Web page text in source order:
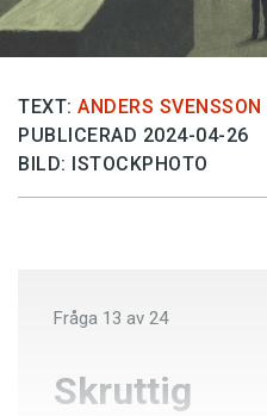
Läs Språktidningen
Press
TEXT: ANDERS SVENSSON
PUBLICERAD 2024-04-26
BILD: ISTOCKPHOTO
Fråga 13 av 24
Skruttig